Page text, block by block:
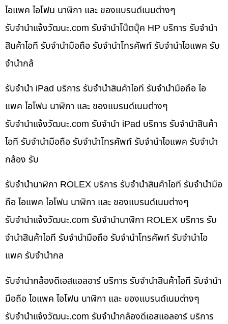
ไอแพค ไอโฟน นาฬิกา และ ของแบรนด์เนมต่างๆ
รับจํานําแจ้งวัฒนะ.com รับจำนำโน๊ตบุ๊ค HP บริการ รับจำนำ
สินค้าไอที รับจำนำมือถือ รับจำนำโทรศัพท์ รับจำนำไอแพค รับ
จำนำกล้
รับจำนำ iPad บริการ รับจำนำสินค้าไอที รับจำนำมือถือ ไอ
แพค ไอโฟน นาฬิกา และ ของแบรนด์เนมต่างๆ
รับจํานําแจ้งวัฒนะ.com รับจำนำ iPad บริการ รับจำนำสินค้า
ไอที รับจำนำมือถือ รับจำนำโทรศัพท์ รับจำนำไอแพค รับจำนำ
กล้อง รับ
รับจำนำนาฬิกา ROLEX บริการ รับจำนำสินค้าไอที รับจำนำมือ
ถือ ไอแพค ไอโฟน นาฬิกา และ ของแบรนด์เนมต่างๆ
รับจํานําแจ้งวัฒนะ.com รับจำนำนาฬิกา ROLEX บริการ รับ
จำนำสินค้าไอที รับจำนำมือถือ รับจำนำโทรศัพท์ รับจำนำไอ
แพค รับจำนำกล
รับจำนำกล้องดีเอสแอลอาร์ บริการ รับจำนำสินค้าไอที รับจำนำ
มือถือ ไอแพค ไอโฟน นาฬิกา และ ของแบรนด์เนมต่างๆ
รับจํานําแจ้งวัฒนะ.com รับจำนำกล้องดีเอสแอลอาร์ บริการ